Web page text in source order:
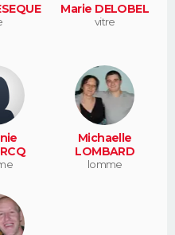
Marie DELOBEL
vitre
Michaelle
LOMBARD
lomme